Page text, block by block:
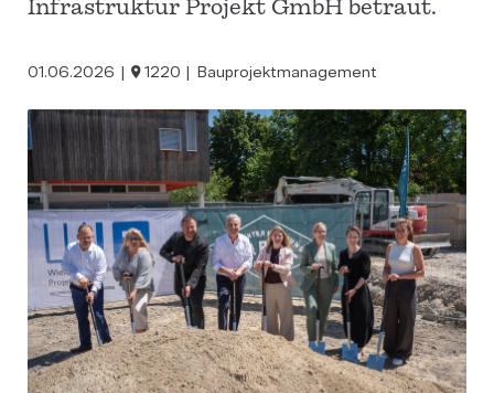
Infrastruktur Projekt GmbH betraut.
01.06.2026 1220 Bauprojektmanagement